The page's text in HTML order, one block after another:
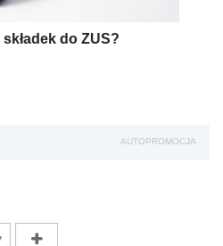
do ZUS?
AUTOPROMOCJA